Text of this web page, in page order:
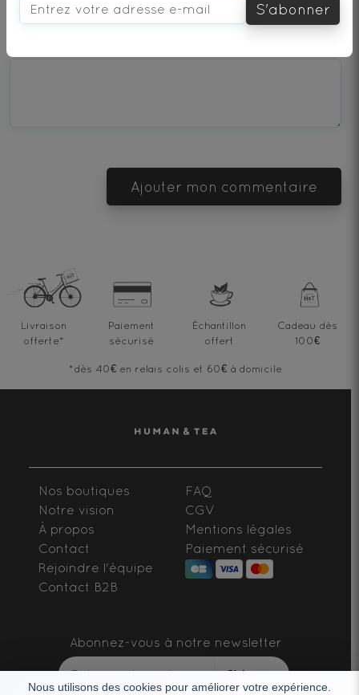
—
2
—
3
—
4
—
5
—
Ajouter mon commentaire
S'abonner
Nous utilisons des cookies pour améliorer votre expérience.
Livraison
offerte*
Paiement
sécurisé
Échantillon
offert
Cadeau dès
100€
*dès 40€ en relais colis et 60€ à domicile
Nos boutiques
Notre vision
À propos
Contact
Rejoindre l'équipe
Contact B2B
FAQ
CGV
Mentions légales
Paiement sécurisé
Abonnez-vous à notre newsletter
S'abonner